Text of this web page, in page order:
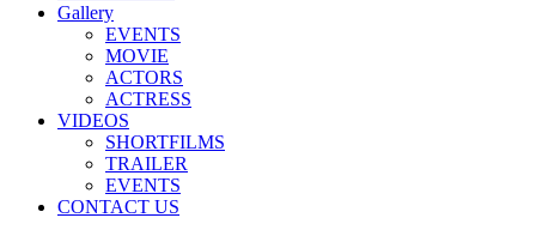
Gallery
EVENTS
MOVIE
ACTORS
ACTRESS
VIDEOS
SHORTFILMS
TRAILER
EVENTS
CONTACT US